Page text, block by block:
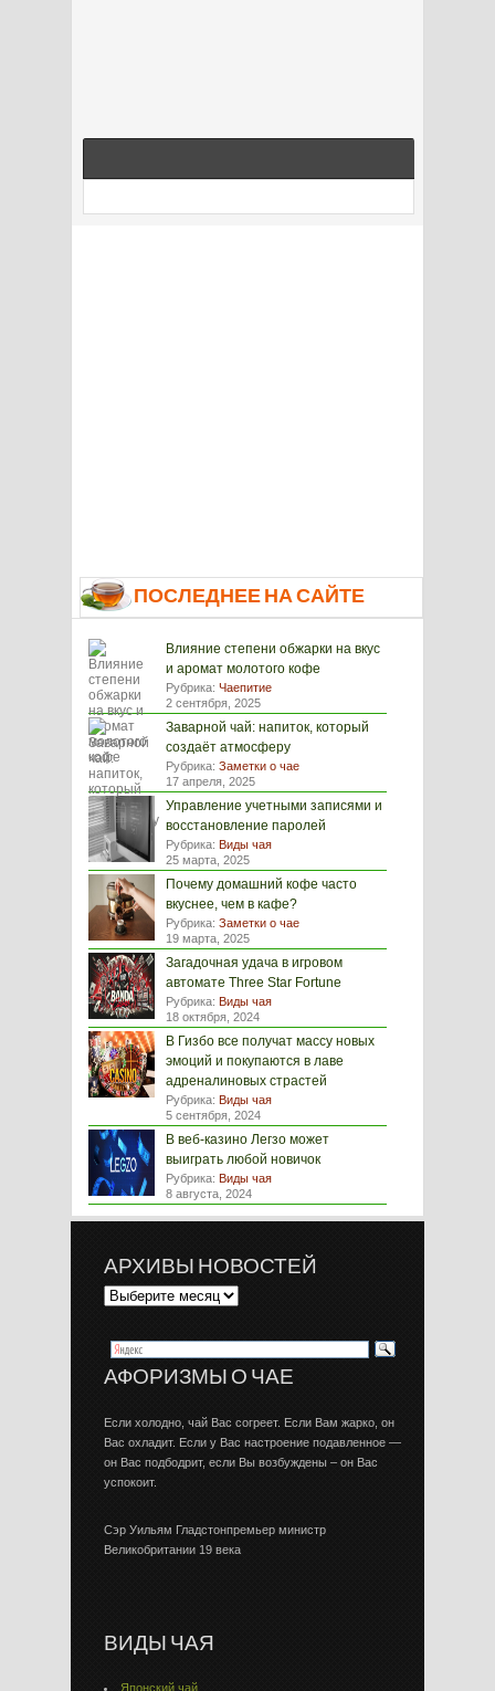
ПОСЛЕДНЕЕ НА САЙТЕ
Влияние степени обжарки на вкус
и аромат молотого кофе
Рубрика: Чаепитие
2 сентября, 2025
Заварной чай: напиток, который
создаёт атмосферу
Рубрика: Заметки о чае
17 апреля, 2025
Управление учетными записями и
восстановление паролей
Рубрика: Виды чая
25 марта, 2025
Почему домашний кофе часто
вкуснее, чем в кафе?
Рубрика: Заметки о чае
19 марта, 2025
Загадочная удача в игровом
автомате Three Star Fortune
Рубрика: Виды чая
18 октября, 2024
В Гизбо все получат массу новых
эмоций и покупаются в лаве
адреналиновых страстей
Рубрика: Виды чая
5 сентября, 2024
В веб-казино Легзо может
выиграть любой новичок
Рубрика: Виды чая
8 августа, 2024
АРХИВЫ НОВОСТЕЙ
АФОРИЗМЫ О ЧАЕ
Если холодно, чай Вас согреет. Если Вам жарко, он
Вас охладит. Если у Вас настроение подавленное —
он Вас подбодрит, если Вы возбуждены – он Вас
успокоит.
Сэр Уильям Гладстонпремьер министр
Великобритании 19 века
ВИДЫ ЧАЯ
Японский чай